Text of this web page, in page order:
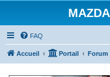
FAQ
Accueil Portail Forum